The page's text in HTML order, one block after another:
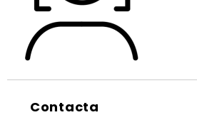
Contacta